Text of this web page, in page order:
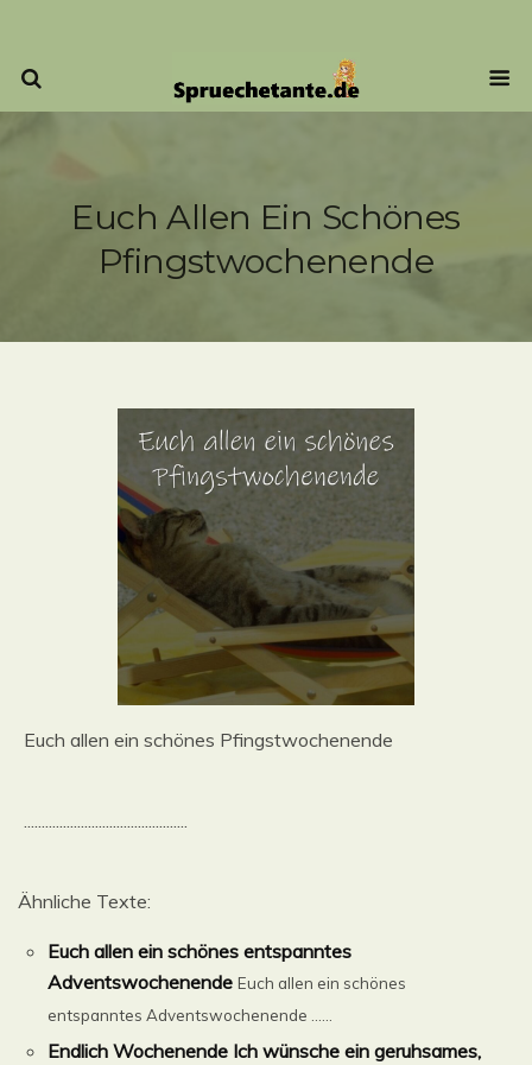
Euch Allen Ein Schönes
Pfingstwochenende
Euch allen ein schönes Pfingstwochenende
..............................................
Ähnliche Texte:
Euch allen ein schönes entspanntes
Adventswochenende Euch allen ein schönes
entspanntes Adventswochenende …...
Endlich Wochenende Ich wünsche ein geruhsames,